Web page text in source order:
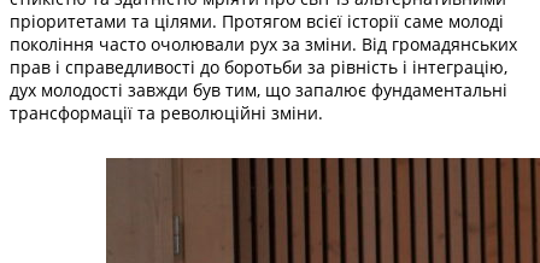
пріоритетами та цілями. Протягом всієї історії саме молоді
покоління часто очолювали рух за зміни. Від громадянських
прав і справедливості до боротьби за рівність і інтеграцію,
дух молодості завжди був тим, що запалює фундаментальні
трансформації та революційні зміни.